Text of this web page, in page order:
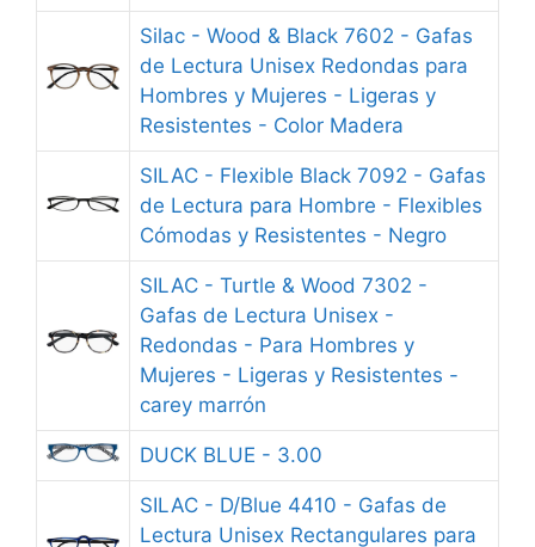
Silac - Wood & Black 7602 - Gafas
de Lectura Unisex Redondas para
Hombres y Mujeres - Ligeras y
Resistentes - Color Madera
SILAC - Flexible Black 7092 - Gafas
de Lectura para Hombre - Flexibles
Cómodas y Resistentes - Negro
SILAC - Turtle & Wood 7302 -
Gafas de Lectura Unisex -
Redondas - Para Hombres y
Mujeres - Ligeras y Resistentes -
carey marrón
DUCK BLUE - 3.00
SILAC - D/Blue 4410 - Gafas de
Lectura Unisex Rectangulares para